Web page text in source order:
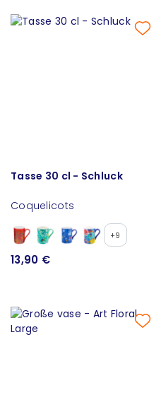
Tasse 30 cl - Schluck
Coquelicots
+9
13,90 €